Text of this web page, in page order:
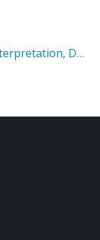
Dream World 1.3.0 - Dream Interpretation, Dream Analysis